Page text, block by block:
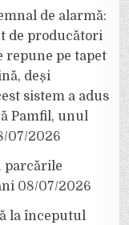
de alarmă:
de producători
repune pe tapet
deși
sistem a adus
Pamfil, unul
07/2026
parcările
08/07/2026
la începutul